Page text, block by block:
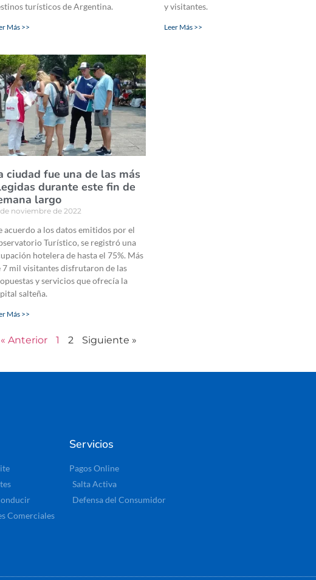
turísticos de Argentina.
Más >>
y visitantes.
Leer Más >>
ciudad fue una de las más
durante este fin de
largo
de noviembre de 2022
acuerdo a los datos emitidos por el
Turístico, se registró una
hotelera de hasta el 75%. Más
7 mil visitantes disfrutaron de las
y servicios que ofrecía la
salteña.
Más >>
« Anterior 1 2 Siguiente »
Comerciales
Servicios
Pagos Online
Salta Activa
Defensa del Consumidor